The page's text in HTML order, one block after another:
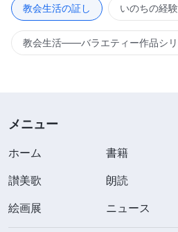
教会生活の証し いのちの経
教会生活――バラエティー作品シ
メニュー
ホーム 書籍
讃美歌
朗読
絵画展
ニュース